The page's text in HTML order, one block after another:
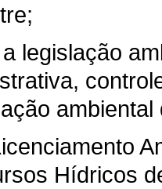
legislação
Hídricos